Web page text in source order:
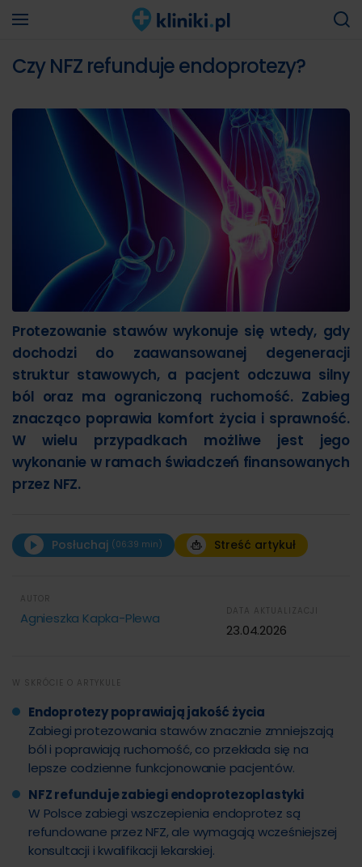
Czy NFZ refunduje endoprotezy?
Protezowanie stawów wykonuje się wtedy, gdy
dochodzi do zaawansowanej degeneracji
struktur stawowych, a pacjent odczuwa silny
ból oraz ma ograniczoną ruchomość. Zabieg
znacząco poprawia komfort życia i sprawność.
W wielu przypadkach możliwe jest jego
wykonanie w ramach świadczeń finansowanych
przez NFZ.
Posłuchaj (06:39 min) Streść artykuł
00:00 06:39
STRESZCZENIE ARTYKUŁU:
AUTOR
Agnieszka Kapka-Plewa DATA AKTUALIZACJI
23.04.2026
W SKRÓCIE O ARTYKULE
Endoprotezy poprawiają jakość życia
Zabiegi protezowania stawów znacznie zmniejszają
ból i poprawiają ruchomość, co przekłada się na
lepsze codzienne funkcjonowanie pacjentów.
NFZ refunduje zabiegi endoprotezoplastyki
W Polsce zabiegi wszczepienia endoprotez są
refundowane przez NFZ, ale wymagają wcześniejszej
konsultacji i kwalifikacji lekarskiej.